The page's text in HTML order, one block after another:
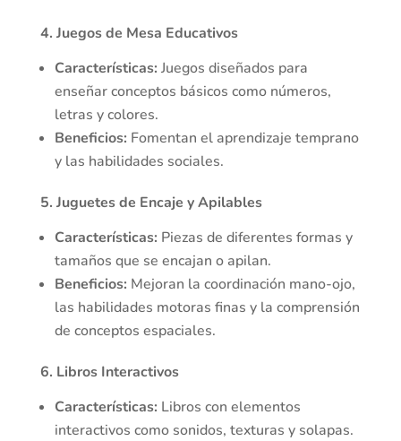
4. Juegos de Mesa Educativos
Características: Juegos diseñados para
enseñar conceptos básicos como números,
letras y colores.
Beneficios: Fomentan el aprendizaje temprano
y las habilidades sociales.
5. Juguetes de Encaje y Apilables
Características: Piezas de diferentes formas y
tamaños que se encajan o apilan.
Beneficios: Mejoran la coordinación mano-ojo,
las habilidades motoras finas y la comprensión
de conceptos espaciales.
6. Libros Interactivos
Características: Libros con elementos
interactivos como sonidos, texturas y solapas.